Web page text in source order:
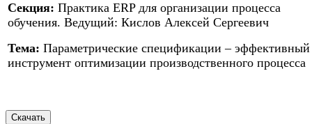
Секция: Практика ERP для организации процесса
обучения. Ведущий: Кислов Алексей Сергеевич
Тема: Параметрические спецификации – эффективный
инструмент оптимизации производственного процесса